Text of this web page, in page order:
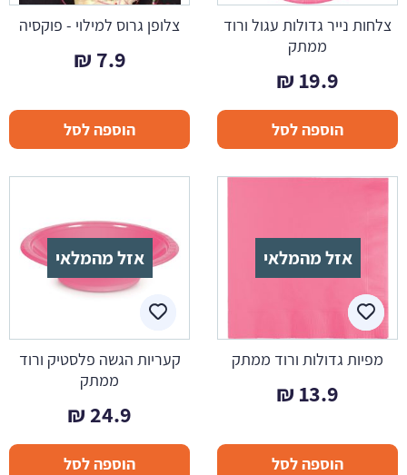
צלחות נייר גדולות עגול ורוד
ממתק
19.9
₪
הוספה לסל
צלופן גרוס למילוי - פוקסיה
7.9
₪
הוספה לסל
אזל מהמלאי
מפיות גדולות ורוד ממתק
13.9
₪
הוספה לסל
אזל מהמלאי
קעריות הגשה פלסטיק ורוד
ממתק
24.9
₪
הוספה לסל